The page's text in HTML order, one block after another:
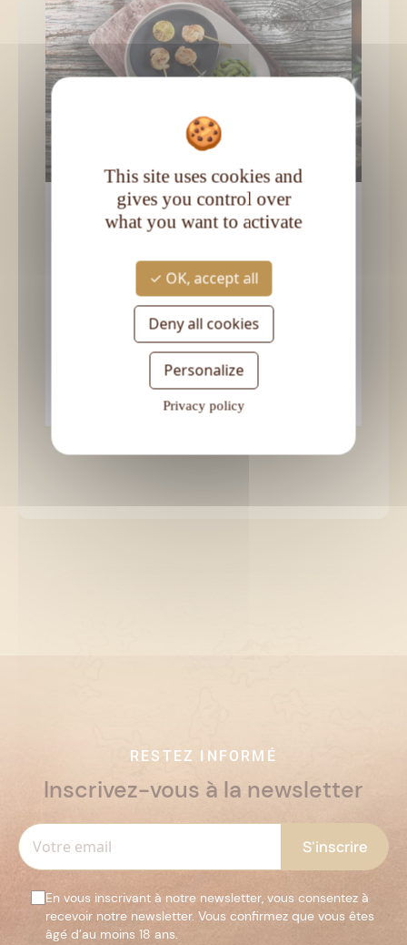
Brochettes de gambas snackées à
l’ananas caramélisé
Ce snack se marie particulièrement
bien avec le rhum Bielle 2017. L’accord
avec un plat terre/mer met en
exergue les notes salées et iodées
des crevettes tout en […]
RESTEZ INFORMÉ
Inscrivez-vous à la newsletter
En vous inscrivant à notre newsletter, vous consentez à
recevoir notre newsletter. Vous confirmez que vous êtes
âgé d’au moins 18 ans.
This site uses cookies and
gives you control over
what you want to activate
OK, accept all
Deny all cookies
Personalize
Privacy policy